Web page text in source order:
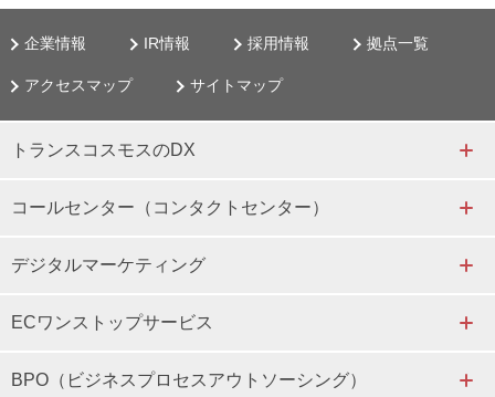
企業情報 IR情報 採用情報 拠点一覧
アクセスマップ サイトマップ
トランスコスモスのDX
コールセンター（コンタクトセンター）
デジタルマーケティング
ECワンストップサービス
BPO（ビジネスプロセスアウトソーシング）